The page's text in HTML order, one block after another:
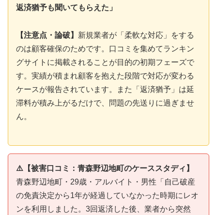
返済猶予も聞いてもらえた」
【注意点・論破】 新規業者が「柔軟な対応」をする
のは顧客確保のためです。口コミを集めてランキン
グサイトに掲載されることが目的の初期フェーズで
す。実績が積まれ顧客を抱えた段階で対応が変わる
ケースが報告されています。また「返済猶予」は延
滞料が積み上がるだけで、問題の先送りに過ぎませ
ん。
⚠️【被害口コミ：青森野辺地町のケーススタディ】
青森野辺地町・29歳・アルバイト・男性「自己破産
の免責決定から1年が経過していなかった時期にレオ
ンを利用しました。3回返済した後、業者から突然